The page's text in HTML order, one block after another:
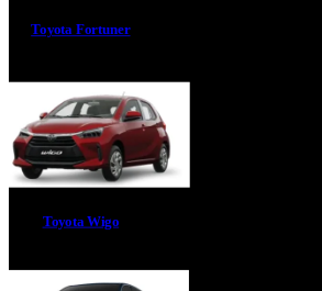
Toyota Fortuner
Toyota Wigo